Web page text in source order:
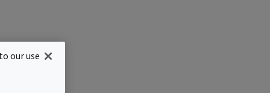
our use